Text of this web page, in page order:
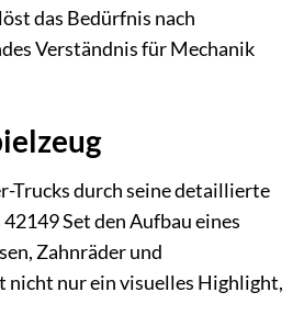
das Bedürfnis nach
Verständnis für Mechanik
Trucks durch seine detaillierte
Set den Aufbau eines
Zahnräder und
nicht nur ein visuelles Highlight,